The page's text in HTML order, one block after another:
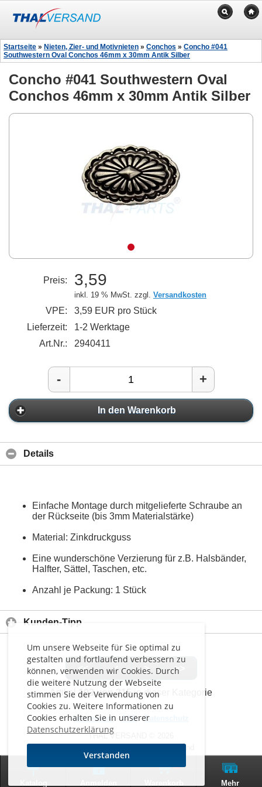
Um unsere Webseite für Sie optimal zu
gestalten und fortlaufend verbessern zu
können, verwenden wir Cookies. Durch
die weitere Nutzung der Webseite
stimmen Sie der Verwendung von
Cookies zu. Weitere Informationen zu
Cookies erhalten Sie in unserer
Datenschutzerklärung
Verstanden
Startseite » Nieten, Zier- und Motivnieten » Conchos » Concho #041
Southwestern Oval Conchos 46mm x 30mm Antik Silber
Concho #041 Southwestern Oval
Conchos 46mm x 30mm Antik Silber
Preis: 3,59
inkl. 19 % MwSt. zzgl. Versandkosten
VPE:
3,59 EUR pro Stück
Lieferzeit:
1-2 Werktage
Art.Nr.:
2940411
- +
In den Warenkorb
Details
Einfache Montage durch mitgelieferte Schraube an
der Rückseite (bis 3mm Materialstärke)
Material: Zinkdruckguss
Eine wunderschöne Verzierung für z.B. Halsbänder,
Halfter, Sättel, Taschen, etc.
Anzahl je Packung: 1 Stück
Kunden-Tipp
<< < > >>
Artikel103 von 215in dieser Kategorie
Impressum-AGB-Datenschutz
THAL VERSAND © 2026
Alle Preise inkl. MwSt. zzgl. Versand
Zur klassischen Website
Mehr